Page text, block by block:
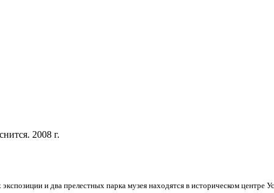
2008 г.
и два прелестных парка музея находятся в историческом центре